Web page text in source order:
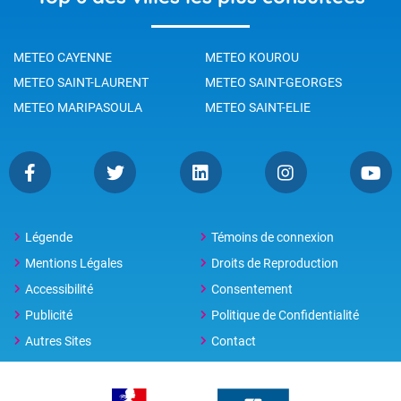
METEO CAYENNE
METEO KOUROU
METEO SAINT-LAURENT
METEO SAINT-GEORGES
METEO MARIPASOULA
METEO SAINT-ELIE
Légende
Témoins de connexion
Mentions Légales
Droits de Reproduction
Accessibilité
Consentement
Publicité
Politique de Confidentialité
Autres Sites
Contact